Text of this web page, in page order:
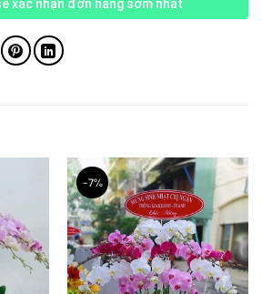
xác nhận đơn hàng sớm nhất
-7%